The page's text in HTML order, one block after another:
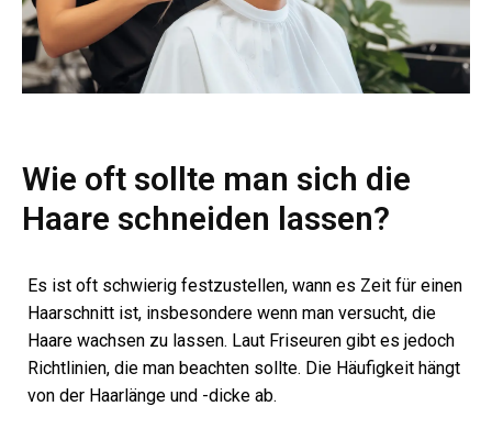
Wie oft sollte man sich die
Haare schneiden lassen?
Es ist oft schwierig festzustellen, wann es Zeit für einen
Haarschnitt ist, insbesondere wenn man versucht, die
Haare wachsen zu lassen. Laut Friseuren gibt es jedoch
Richtlinien, die man beachten sollte. Die Häufigkeit hängt
von der Haarlänge und -dicke ab.